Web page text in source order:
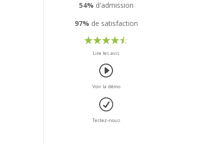
54% d'admission
97% de satisfaction
Lire les avis
Voir la démo
Testez-nous